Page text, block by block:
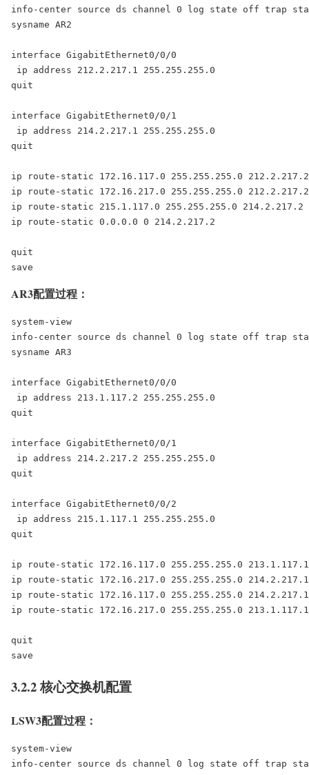
info-center source ds channel 0 log state off trap
sysname AR2
interface GigabitEthernet0/0/0
ip address 212.2.217.1 255.255.255.0
quit
interface GigabitEthernet0/0/1
ip address 214.2.217.1 255.255.255.0
quit
ip route-static 172.16.117.0 255.255.255.0 212.2.217.2
ip route-static 172.16.217.0 255.255.255.0 212.2.217.2
ip route-static 215.1.117.0 255.255.255.0 214.2.217.2
ip route-static 0.0.0.0 0 214.2.217.2
quit
save
AR3配置过程：
system-view
info-center source ds channel 0 log state off trap
sysname AR3
interface GigabitEthernet0/0/0
ip address 213.1.117.2 255.255.255.0
quit
interface GigabitEthernet0/0/1
ip address 214.2.217.2 255.255.255.0
quit
interface GigabitEthernet0/0/2
ip address 215.1.117.1 255.255.255.0
quit
ip route-static 172.16.117.0 255.255.255.0 213.1.117.1
ip route-static 172.16.217.0 255.255.255.0 214.2.217.1
ip route-static 172.16.117.0 255.255.255.0 214.2.217.1
ip route-static 172.16.217.0 255.255.255.0 213.1.117.1
quit
save
3.2.2 核心交换机配置
LSW3配置过程：
system-view
info-center source ds channel 0 log state off trap